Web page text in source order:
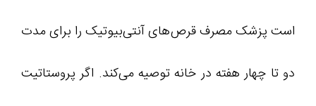
است پزشک مصرف قرص‌های آنتی‌بیوتیک را برای مدت
دو تا چهار هفته در خانه توصیه می‌کند. اگر پروستاتیت